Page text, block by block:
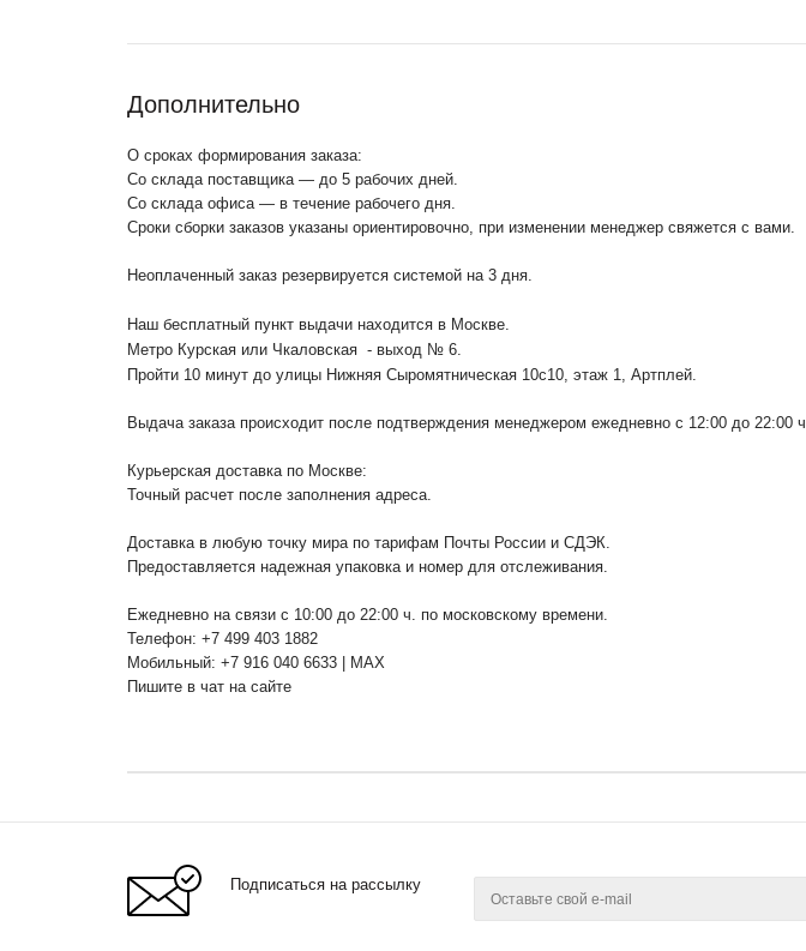
Дополнительно
О сроках формирования заказа:
Со склада поставщика — до 5 рабочих дней.
Со склада офиса — в течение рабочего дня.
Сроки сборки заказов указаны ориентировочно, при изменении менеджер свяжется с вами.
Неоплаченный заказ резервируется системой на 3 дня.
Наш бесплатный пункт выдачи находится в Москве.
Метро Курская или Чкаловская - выход № 6.
Пройти 10 минут до улицы Нижняя Сыромятническая 10с10 , этаж 1, Артплей.
Выдача заказа происходит после подтверждения менеджером ежедневно с 12:00 до 22:00 ч.
Курьерская доставка по Москве:
Точный расчет после заполнения адреса.
Доставка в любую точку мира по тарифам Почты России и СДЭК.
Предоставляется надежная упаковка и номер для отслеживания.
Ежедневно на связи с 10:00 до 22:00 ч. по московскому времени.
Телефон: +7 499 403 1882
Мобильный: +7 916 040 6633 | MAX
Пишите в чат на сайте
Подписаться на рассылку